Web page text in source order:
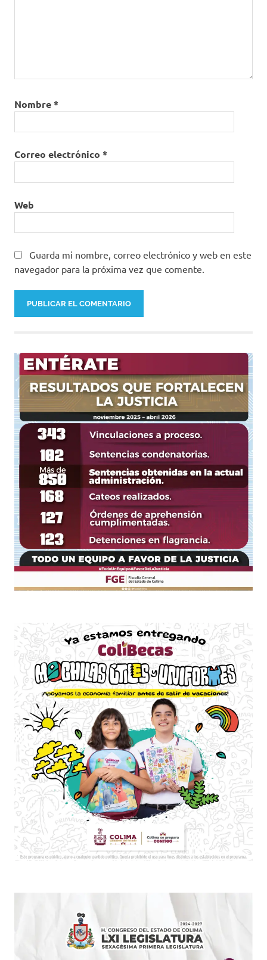
Nombre*
Correo electrónico *
Web
Guarda mi nombre, correo electrónico y web en este
navegador para la próxima vez que comente.